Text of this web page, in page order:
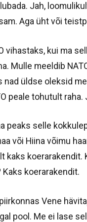
Jah,
Aga üht või
vihastaks, kui ma
Mulle meeldib
nad üldse oleksid
peale tohutult
peaks selle
või Hiina võimu
kaks koerarakendit.
koerarakendit.
Vene
pool. Me ei lase